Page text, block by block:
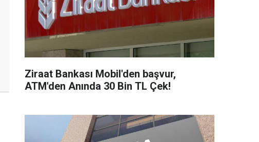
Ziraat Bankası Mobil'den başvur,
ATM'den Anında 30 Bin TL Çek!